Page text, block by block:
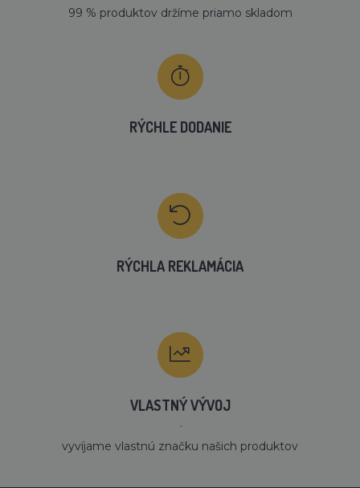
99 % produktov držíme priamo skladom
RÝCHLE DODANIE
RÝCHLA REKLAMÁCIA
VLASTNÝ VÝVOJ
´
vyvíjame vlastnú značku našich produktov